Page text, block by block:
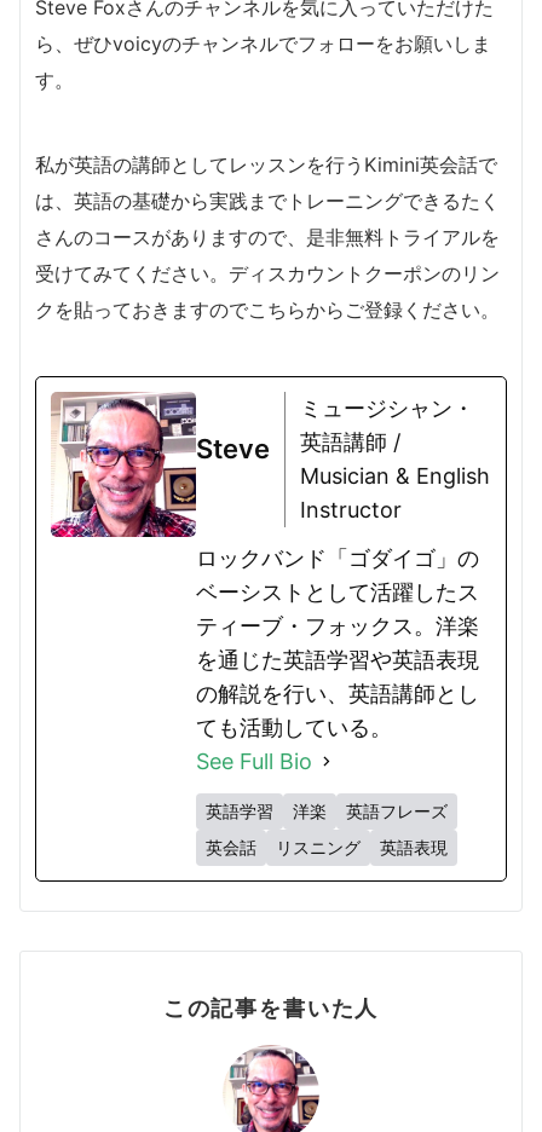
Steve Foxさんのチャンネルを気に入っていただけた
ら、ぜひvoicyのチャンネルでフォローをお願いしま
す。
私が英語の講師としてレッスンを行うKimini英会話で
は、英語の基礎から実践までトレーニングできるたく
さんのコースがありますので、是非無料トライアルを
受けてみてください。ディスカウントクーポンのリン
クを貼っておきますのでこちらからご登録ください。
Steve
ミュージシャン・
英語講師 /
Musician & English
Instructor
ロックバンド「ゴダイゴ」の
ベーシストとして活躍したス
ティーブ・フォックス。洋楽
を通じた英語学習や英語表現
の解説を行い、英語講師とし
ても活動している。
See Full Bio
英語学習 洋楽
英語フレーズ
英会話
リスニング 英語表現
この記事を書いた人